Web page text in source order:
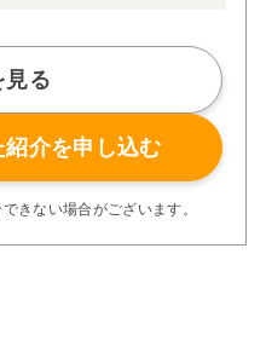
ジニアによる「一貫担当
す。
した施工管理者が現場を統
実績に裏付けられた充実の
高い施工品質を実現。
ならではの充実の保証、
も安心です。
再生を私たちにお任せく
見る
紹介を申し込む
きない場合がございます。